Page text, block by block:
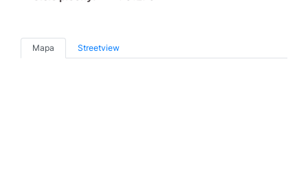
Mapa Streetview